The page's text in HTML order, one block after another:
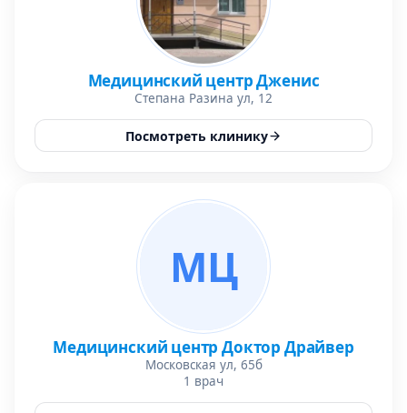
Медицинский центр Дженис
Степана Разина ул, 12
Посмотреть клинику
МЦ
Медицинский центр Доктор Драйвер
Московская ул, 65б
1 врач